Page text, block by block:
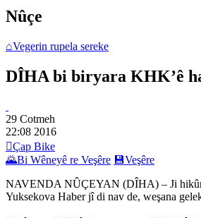
Nûçe
⌂Vegerin rupela sereke
DÎHA bi biryara KHK’ê
29 Cotmeh
22:08 2016
Çap Bike
🌄Bi Wêneyê re Veşêre 💾Veşêre
NAVENDA NÛÇEYAN (DÎHA) – Ji
Yuksekova Haber jî di nav de, weşana